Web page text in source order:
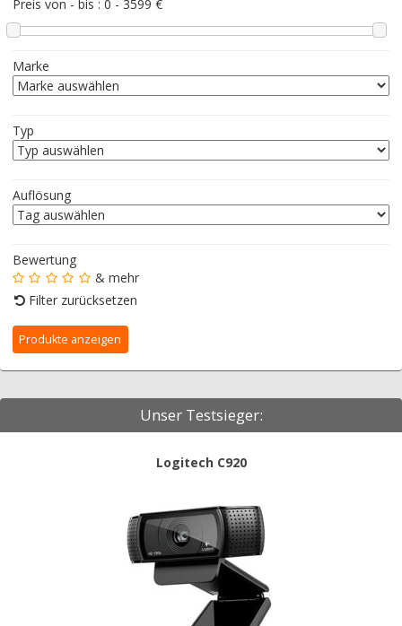
Preis von - bis : 0 - 3599 €
Marke
Typ
Auflösung
Bewertung
& mehr
Filter zurücksetzen
Unser Testsieger:
Logitech C920